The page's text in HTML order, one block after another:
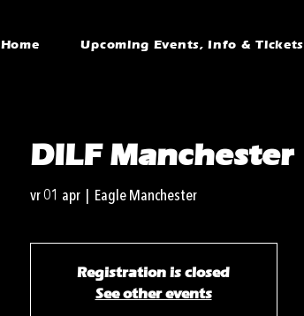
Home Upcoming Events, Info & Tickets
DILF Manchester
vr 01 apr
  |
Eagle Manchester
Registration is closed
See other events